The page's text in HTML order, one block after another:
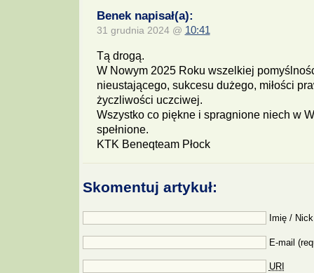
Benek napisał(a):
31 grudnia 2024 @ 10:41
Tą drogą.
W Nowym 2025 Roku wszelkiej
nieustającego, sukcesu dużego, miłości
życzliwości uczciwej.
Wszystko co piękne i spragnione niech w
spełnione.
KTK Beneqteam Płock
Skomentuj artykuł:
Imię /
E-mail
URI